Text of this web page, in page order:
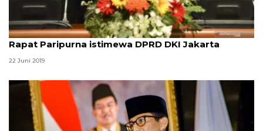
Rapat Paripurna istimewa DPRD DKI Jakarta
22 Juni 2019